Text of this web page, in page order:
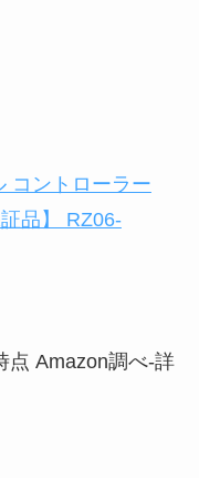
コントローラー
品】 RZ06-
点 Amazon調べ-詳